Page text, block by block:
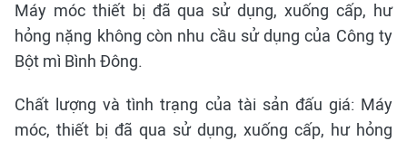
Máy móc thiết bị đã qua sử dụng, xuống cấp, hư
hỏng nặng không còn nhu cầu sử dụng của Công ty
Bột mì Bình Đông.
Chất lượng và tình trạng của tài sản đấu giá: Máy
móc, thiết bị đã qua sử dụng, xuống cấp, hư hỏng